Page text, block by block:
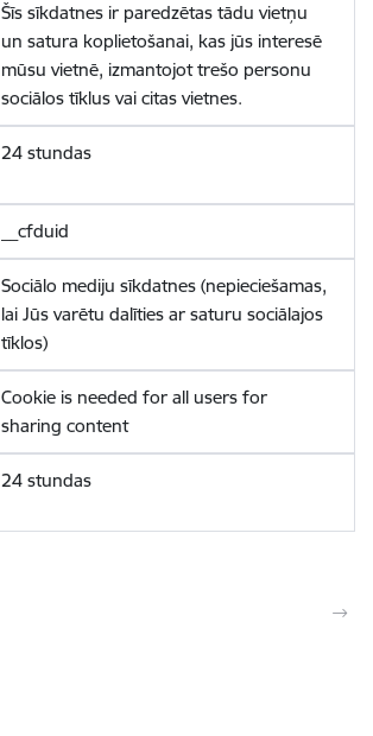
Šīs sīkdatnes ir paredzētas tādu vietņu
un satura koplietošanai, kas jūs interesē
mūsu vietnē, izmantojot trešo personu
sociālos tīklus vai citas vietnes.
24 stundas
__cfduid
Sociālo mediju sīkdatnes (nepieciešamas,
lai Jūs varētu dalīties ar saturu sociālajos
tīklos)
Cookie is needed for all users for
sharing content
24 stundas